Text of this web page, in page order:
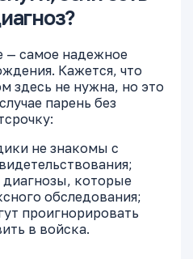
— самое надежное
Кажется, что
здесь не нужна, но это
парень без
не знакомы с
которые
обследования;
проигнорировать
в войска.